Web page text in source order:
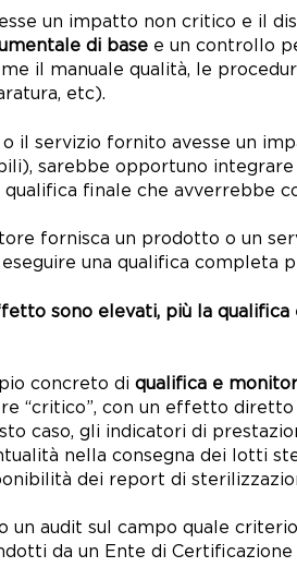
un impatto non critico e il
di base e un controllo
il manuale qualità, le
etc).
il servizio fornito avesse un
sarebbe opportuno
qualifica finale che avverrebbe
fornisca un prodotto o un
eseguire una qualifica
sono elevati, più la
concreto di qualifica e
“critico”, con un effetto
caso, gli indicatori di
nella consegna dei lotti
dei report di
un audit sul campo quale
da un Ente di